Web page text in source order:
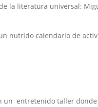
la literatura universal:
nutrido calendario de
un entretenido taller